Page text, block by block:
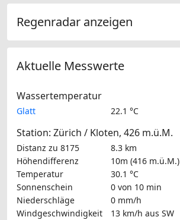
Regenradar anzeigen
Aktuelle Messwerte
Wassertemperatur
Glatt 22.1 °C
Station: Zürich / Kloten, 426 m.ü.M.
Distanz zu 8175
8.3 km
Höhendifferenz
10m (416 m.ü.M.)
Temperatur
30.1 °C
Sonnenschein
0 von 10 min
Niederschläge
0 mm/h
Windgeschwindigkeit
13 km/h aus SW